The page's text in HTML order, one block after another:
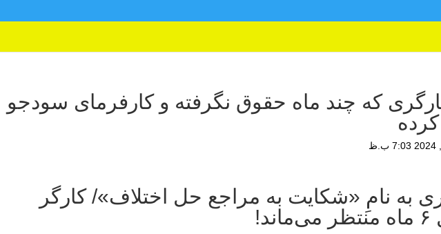
که چند ماه حقوق نگرفته و کارفرمای سودجو
به نامِ «شکایت به مراجع حل اختلاف»/ کارگر